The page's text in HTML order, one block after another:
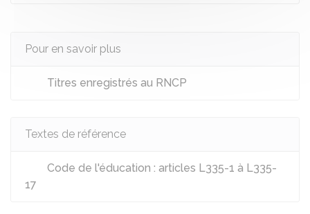
Pour en savoir plus
Titres enregistrés au RNCP
Textes de référence
Code de l'éducation : articles L335-1 à L335-
17